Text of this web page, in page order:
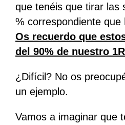
que tenéis que tirar las
% correspondiente que
Os recuerdo que
del 90% de nuestro
¿Difícil? No os
un ejemplo.
Vamos a imaginar que